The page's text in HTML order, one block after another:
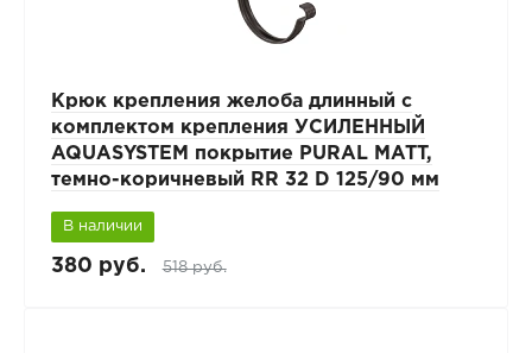
Крюк крепления желоба длинный с
комплектом крепления УСИЛЕННЫЙ
AQUASYSTEM покрытие PURAL MATT,
темно-коричневый RR 32 D 125/90 мм
В наличии
380 руб. 518 руб.